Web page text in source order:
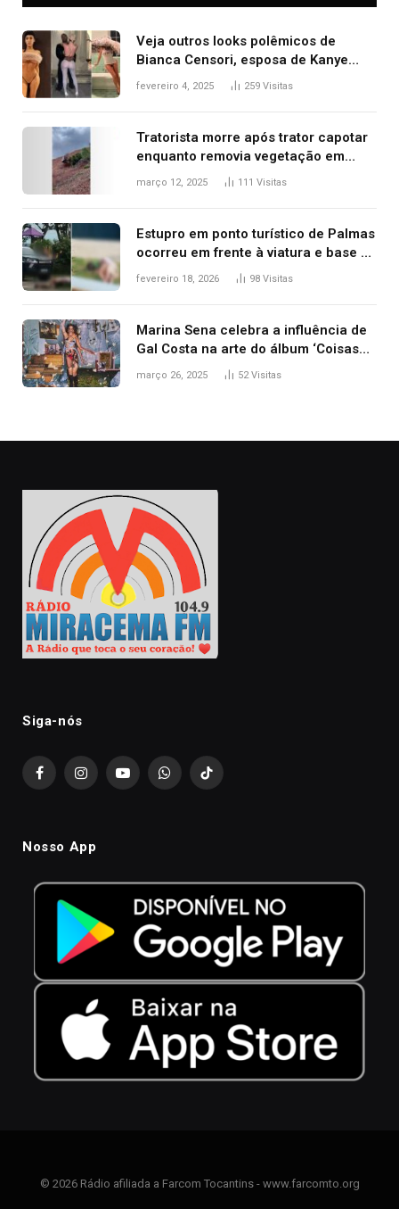
Veja outros looks polêmicos de
Bianca Censori, esposa de Kanye
West que apareceu nua no Grammy
fevereiro 4, 2025 259 Visitas
Tratorista morre após trator capotar
enquanto removia vegetação em
ribanceira de rodovia
março 12, 2025 111 Visitas
Estupro em ponto turístico de Palmas
ocorreu em frente à viatura e base de
segurança; polícia investiga
fevereiro 18, 2026 98 Visitas
Marina Sena celebra a influência de
Gal Costa na arte do álbum ‘Coisas
naturais’
março 26, 2025 52Visitas
Siga-nós
FacebookInstagramYouTubeWhatsAppTikTok
Nosso App
© 2026 Rádio afiliada a Farcom Tocantins - www.farcomto.org